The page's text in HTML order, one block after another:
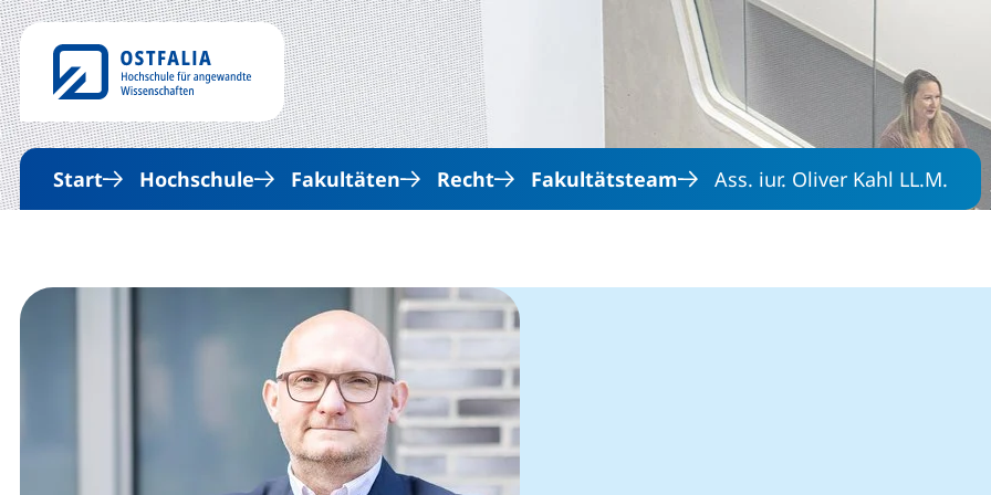
Direkt zum Inhalt
Start Hochschule Fakultäten Recht Fakultätsteam Ass. iur. Oliver Kahl LL.M.